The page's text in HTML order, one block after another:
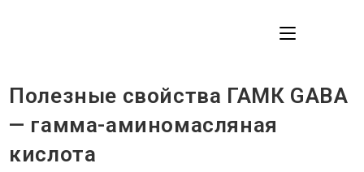
Полезные свойства ГАМК GABA
— гамма-аминомасляная
кислота